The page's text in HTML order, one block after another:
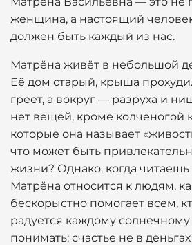
женщина, а настоящий
должен быть каждый из нас.
Матрёна живёт в небольшой
Её дом старый, крыша
греет, а вокруг — разруха и
нет вещей, кроме колченогой
которые она называет
что может быть
жизни? Однако, когда читаешь
Матрёна относится к людям,
бескорыстно помогает всем,
радуется каждому
понимать: счастье не в